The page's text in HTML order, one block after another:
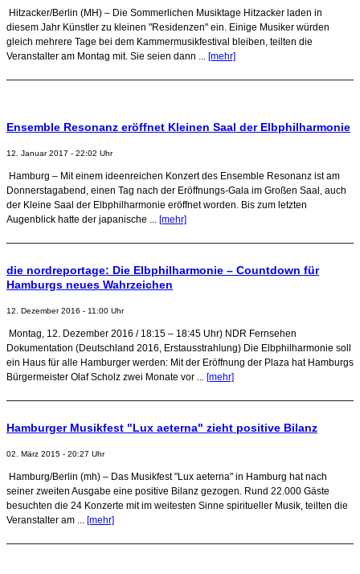
Hitzacker/Berlin (MH) – Die Sommerlichen Musiktage Hitzacker laden in
diesem Jahr Künstler zu kleinen "Residenzen" ein. Einige Musiker würden
gleich mehrere Tage bei dem Kammermusikfestival bleiben, teilten die
Veranstalter am Montag mit. Sie seien dann ... [mehr]
Ensemble Resonanz eröffnet Kleinen Saal der Elbphilharmonie
12. Januar 2017 - 22:02 Uhr
Hamburg – Mit einem ideenreichen Konzert des Ensemble Resonanz ist am
Donnerstagabend, einen Tag nach der Eröffnungs-Gala im Großen Saal, auch
der Kleine Saal der Elbphilharmonie eröffnet worden. Bis zum letzten
Augenblick hatte der japanische ... [mehr]
die nordreportage: Die Elbphilharmonie – Countdown für
Hamburgs neues Wahrzeichen
12. Dezember 2016 - 11:00 Uhr
Montag, 12. Dezember 2016 / 18:15 – 18:45 Uhr) NDR Fernsehen
Dokumentation (Deutschland 2016, Erstausstrahlung) Die Elbphilharmonie soll
ein Haus für alle Hamburger werden: Mit der Eröffnung der Plaza hat Hamburgs
Bürgermeister Olaf Scholz zwei Monate vor ... [mehr]
Hamburger Musikfest "Lux aeterna" zieht positive Bilanz
02. März 2015 - 20:27 Uhr
Hamburg/Berlin (mh) – Das Musikfest "Lux aeterna" in Hamburg hat nach
seiner zweiten Ausgabe eine positive Bilanz gezogen. Rund 22.000 Gäste
besuchten die 24 Konzerte mit im weitesten Sinne spiritueller Musik, teilten die
Veranstalter am ... [mehr]